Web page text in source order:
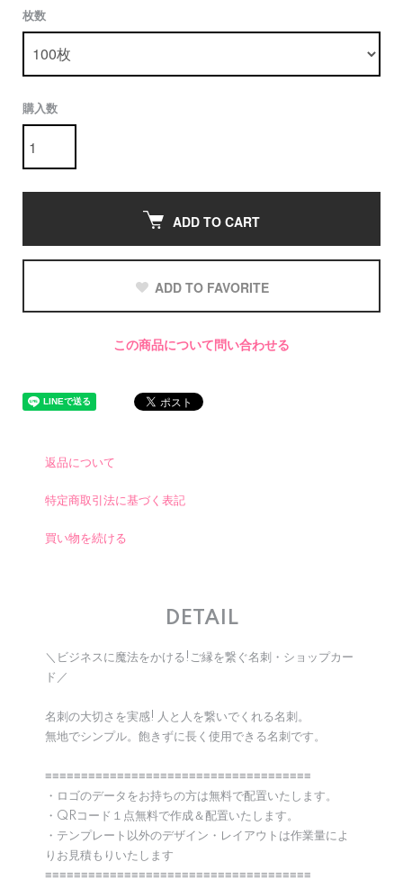
枚数
購入数
ADD TO CART
ADD TO FAVORITE
この商品について問い合わせる
返品について
特定商取引法に基づく表記
買い物を続ける
DETAIL
＼ビジネスに魔法をかける!ご縁を繋ぐ名刺・ショップカー
ド／
名刺の大切さを実感! 人と人を繋いでくれる名刺。
無地でシンプル。飽きずに長く使用できる名刺です。
≡≡≡≡≡≡≡≡≡≡≡≡≡≡≡≡≡≡≡≡≡≡≡≡≡≡≡≡≡≡≡≡≡≡≡≡≡
・ロゴのデータをお持ちの方は無料で配置いたします。
・QRコード１点無料で作成＆配置いたします。
・テンプレート以外のデザイン・レイアウトは作業量によ
りお見積もりいたします
≡≡≡≡≡≡≡≡≡≡≡≡≡≡≡≡≡≡≡≡≡≡≡≡≡≡≡≡≡≡≡≡≡≡≡≡≡